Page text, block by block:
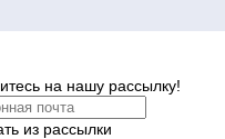
на нашу рассылку!
из рассылки